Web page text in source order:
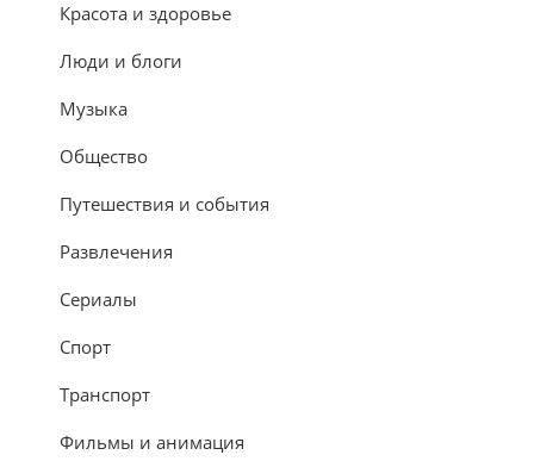
Красота и здоровье
Люди и блоги
Музыка
Общество
Путешествия и события
Развлечения
Сериалы
Спорт
Транспорт
Фильмы и анимация